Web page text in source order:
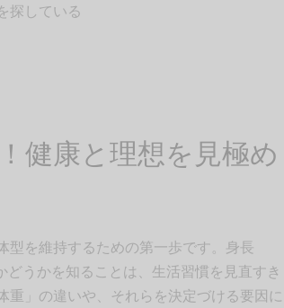
探している
健康と理想を見極め
型を維持するための第一歩です。身長
うかを知ることは、生活習慣を見直すき
」の違いや、それらを決定づける要因に